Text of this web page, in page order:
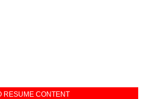
RESUME CONTENT